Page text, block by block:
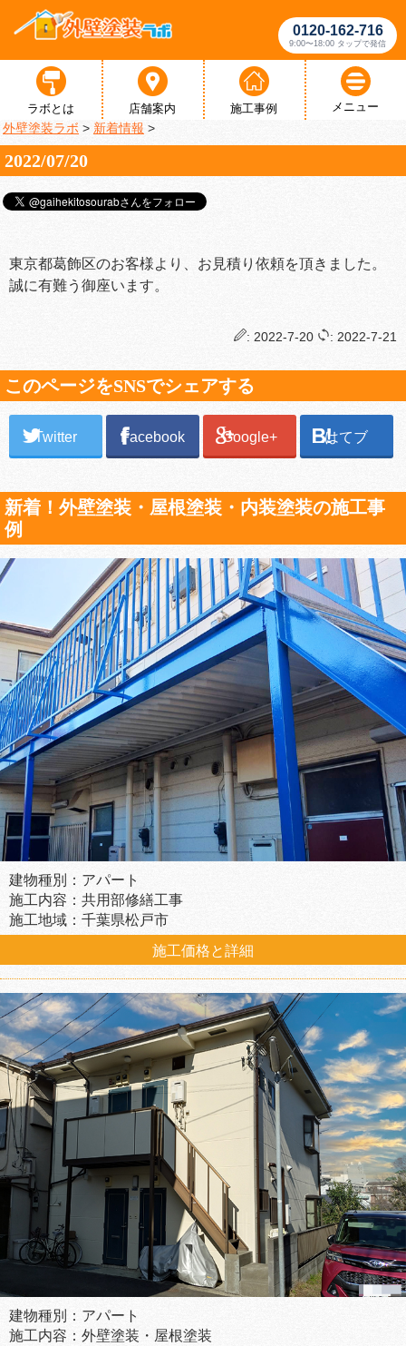
0120-162-716
9:00〜18:00 タップで発信
ラボとは 店舗案内 施工事例 メニュー
外壁塗装ラボ > 新着情報 >
2022/07/20
東京都葛飾区のお客様より、お見積り依頼を頂きました。
誠に有難う御座います。
: 2022-7-20 : 2022-7-21
このページをSNSでシェアする
Twitter Facebook Google+ はてブ
新着！外壁塗装・屋根塗装・内装塗装の施工事
例
建物種別：アパート
施工内容：共用部修繕工事
施工地域：千葉県松戸市
施工価格と詳細
建物種別：アパート
施工内容：外壁塗装・屋根塗装